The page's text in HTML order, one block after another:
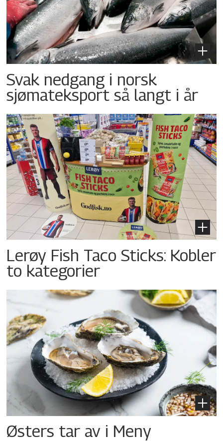
Svak nedgang i norsk
sjømateksport så langt i år
Lerøy Fish Taco Sticks: Kobler
to kategorier
Østers tar av i Meny